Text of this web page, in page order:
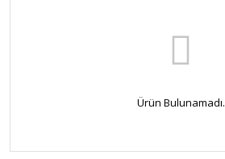
Ürün Bulunamadı.